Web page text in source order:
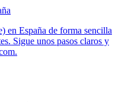
en España de forma sencilla
Sigue unos pasos claros y